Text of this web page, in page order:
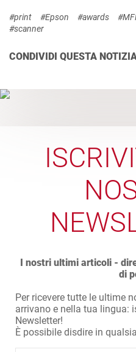
#print #Epson #awards
#scanner
CONDIVIDI QUESTA
I nostri ultimi articoli -
di
Per ricevere tutte le ultime
arrivano e nella tua lingua:
Newsletter!
È possibile disdire in